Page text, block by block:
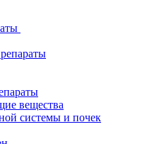
вещества
системы и почек